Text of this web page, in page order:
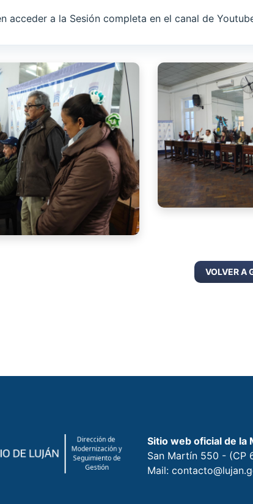
acceder a la Sesión completa en el canal de
VOLVER A
Sitio web oficial de la
San Martín 550 - (CP
Mail: